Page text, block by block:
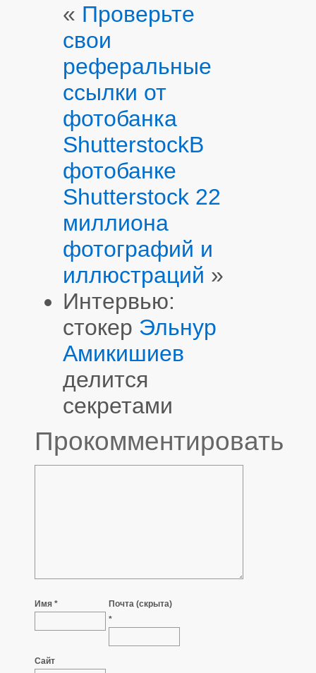
« Проверьте
свои
реферальные
ссылки от
фотобанка
ShutterstockВ
фотобанке
Shutterstock 22
миллиона
фотографий и
иллюстраций »
Интервью:
стокер Эльнур
Амикишиев
делится
секретами
Прокомментировать
Имя *
Почта (скрыта)
*
Сайт